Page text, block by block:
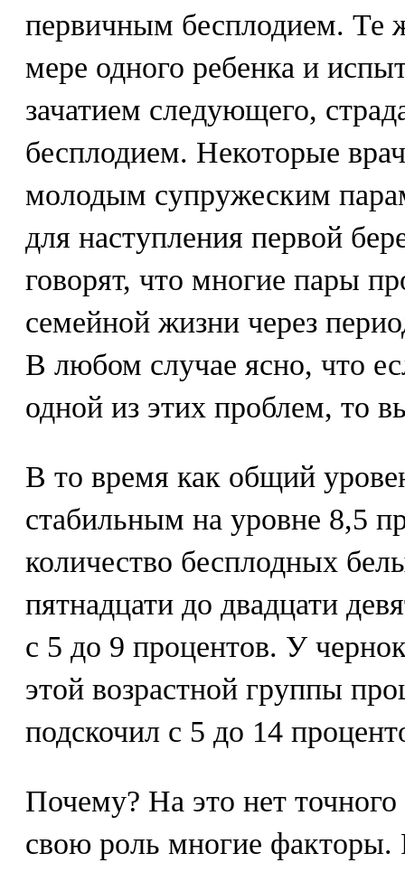
первичным бесплодием. Те
мере одного ребенка и
зачатием следующего,
бесплодием. Некоторые
молодым супружеским
для наступления первой
говорят, что многие пары
семейной жизни через
В любом случае ясно, что
одной из этих проблем, то
В то время как общий
стабильным на уровне 8,5
количество бесплодных
пятнадцати до двадцати
с 5 до 9 процентов. У
этой возрастной группы
подскочил с 5 до 14
Почему? На это нет точного
свою роль многие факторы.